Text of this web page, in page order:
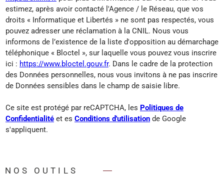
estimez, après avoir contacté l'Agence / le Réseau, que vos
droits « Informatique et Libertés » ne sont pas respectés, vous
pouvez adresser une réclamation à la CNIL. Nous vous
informons de l’existence de la liste d'opposition au démarchage
téléphonique « Bloctel », sur laquelle vous pouvez vous inscrire
ici : https://www.bloctel.gouv.fr. Dans le cadre de la protection
des Données personnelles, nous vous invitons à ne pas inscrire
de Données sensibles dans le champ de saisie libre.
Ce site est protégé par reCAPTCHA, les Politiques de
Confidentialité et es Conditions d'utilisation de Google
s'appliquent.
NOS OUTILS